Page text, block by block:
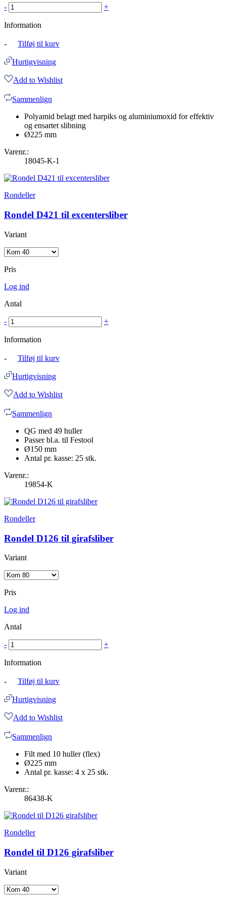
- +
Information
- Tilføj til kurv
Hurtigvisning
Add to Wishlist
Sammenlign
Polyamid belagt med harpiks og aluminiumoxid for effektiv
og ensartet slibning
Ø225 mm
Varenr.:
18045-K-1
Rondeller
Rondel D421 til excentersliber
Variant
Pris
Log ind
Antal
- +
Information
- Tilføj til kurv
Hurtigvisning
Add to Wishlist
Sammenlign
QG med 49 huller
Passer bl.a. til Festool
Ø150 mm
Antal pr. kasse: 25 stk.
Varenr.:
19854-K
Rondeller
Rondel D126 til girafsliber
Variant
Pris
Log ind
Antal
- +
Information
- Tilføj til kurv
Hurtigvisning
Add to Wishlist
Sammenlign
Filt med 10 huller (flex)
Ø225 mm
Antal pr. kasse: 4 x 25 stk.
Varenr.:
86438-K
Rondeller
Rondel til D126 girafsliber
Variant